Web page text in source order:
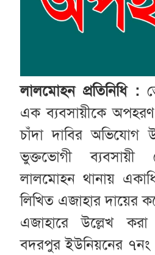
লালমোহন প্রতিনিধি :
এক ব্যবসায়ীকে
চাঁদা দাবির অভিযোগ
ভুক্তভোগী
লালমোহন থানায়
লিখিত এজাহার দায়ের
এজাহারে উল্লেখ
বদরপুর ইউনিয়নের ৭নং